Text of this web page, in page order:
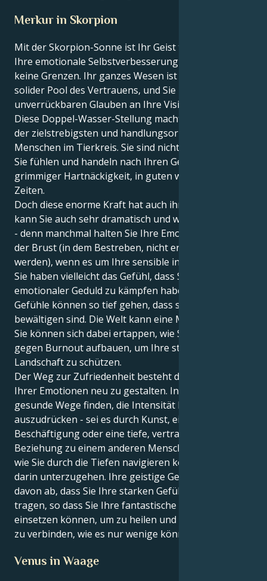
Merkur in Skorpion
Mit der Skorpion-Sonne ist Ihr Geist tiefgründig, und
Ihre emotionale Selbstverbesserung kennt wenig bis
keine Grenzen. Ihr ganzes Wesen ist ein dunkler und
solider Pool des Vertrauens, und Sie haben einen
unverrückbaren Glauben an Ihre Vision.
Diese Doppel-Wasser-Stellung macht Sie zu einem
der zielstrebigsten und handlungsorientiertesten
Menschen im Tierkreis. Sie sind nicht nur ein Denker;
Sie fühlen und handeln nach Ihren Gedanken mit
grimmiger Hartnäckigkeit, in guten wie in schlechten
Zeiten.
Doch diese enorme Kraft hat auch ihre Tücken. Sie
kann Sie auch sehr dramatisch und wachsam machen
- denn manchmal halten Sie Ihre Emotionen dicht an
der Brust (in dem Bestreben, nicht erdrückt zu
werden), wenn es um Ihre sensible innere Welt geht.
Sie haben vielleicht das Gefühl, dass Sie mit
emotionaler Geduld zu kämpfen haben, denn die
Gefühle können so tief gehen, dass sie schwer zu
bewältigen sind. Die Welt kann eine Menge sein, und
Sie können sich dabei ertappen, wie Sie eine Barriere
gegen Burnout aufbauen, um Ihre starke innere
Landschaft zu schützen.
Der Weg zur Zufriedenheit besteht darin, die Rolle
Ihrer Emotionen neu zu gestalten. Indem Sie
gesunde Wege finden, die Intensität Ihrer Gefühle
auszudrücken - sei es durch Kunst, eine
Beschäftigung oder eine tiefe, vertrauensvolle
Beziehung zu einem anderen Menschen -, lernen Sie,
wie Sie durch die Tiefen navigieren können, ohne
darin unterzugehen. Ihre geistige Gesundheit hängt
davon ab, dass Sie Ihre starken Gefühle nach außen
tragen, so dass Sie Ihre fantastische Intelligenz
einsetzen können, um zu heilen und sich mit anderen
zu verbinden, wie es nur wenige können.
Venus in Waage